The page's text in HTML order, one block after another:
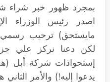
بمجرد ظهور خبر شراء
اصدر رئيس الوزراء
مايستحق) ترحيب
لكن دعنا نركز علي
إستحواذات شركة أبل
يدعوا إليه!) والأمر